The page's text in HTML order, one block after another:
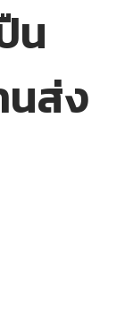
น
นส่ง